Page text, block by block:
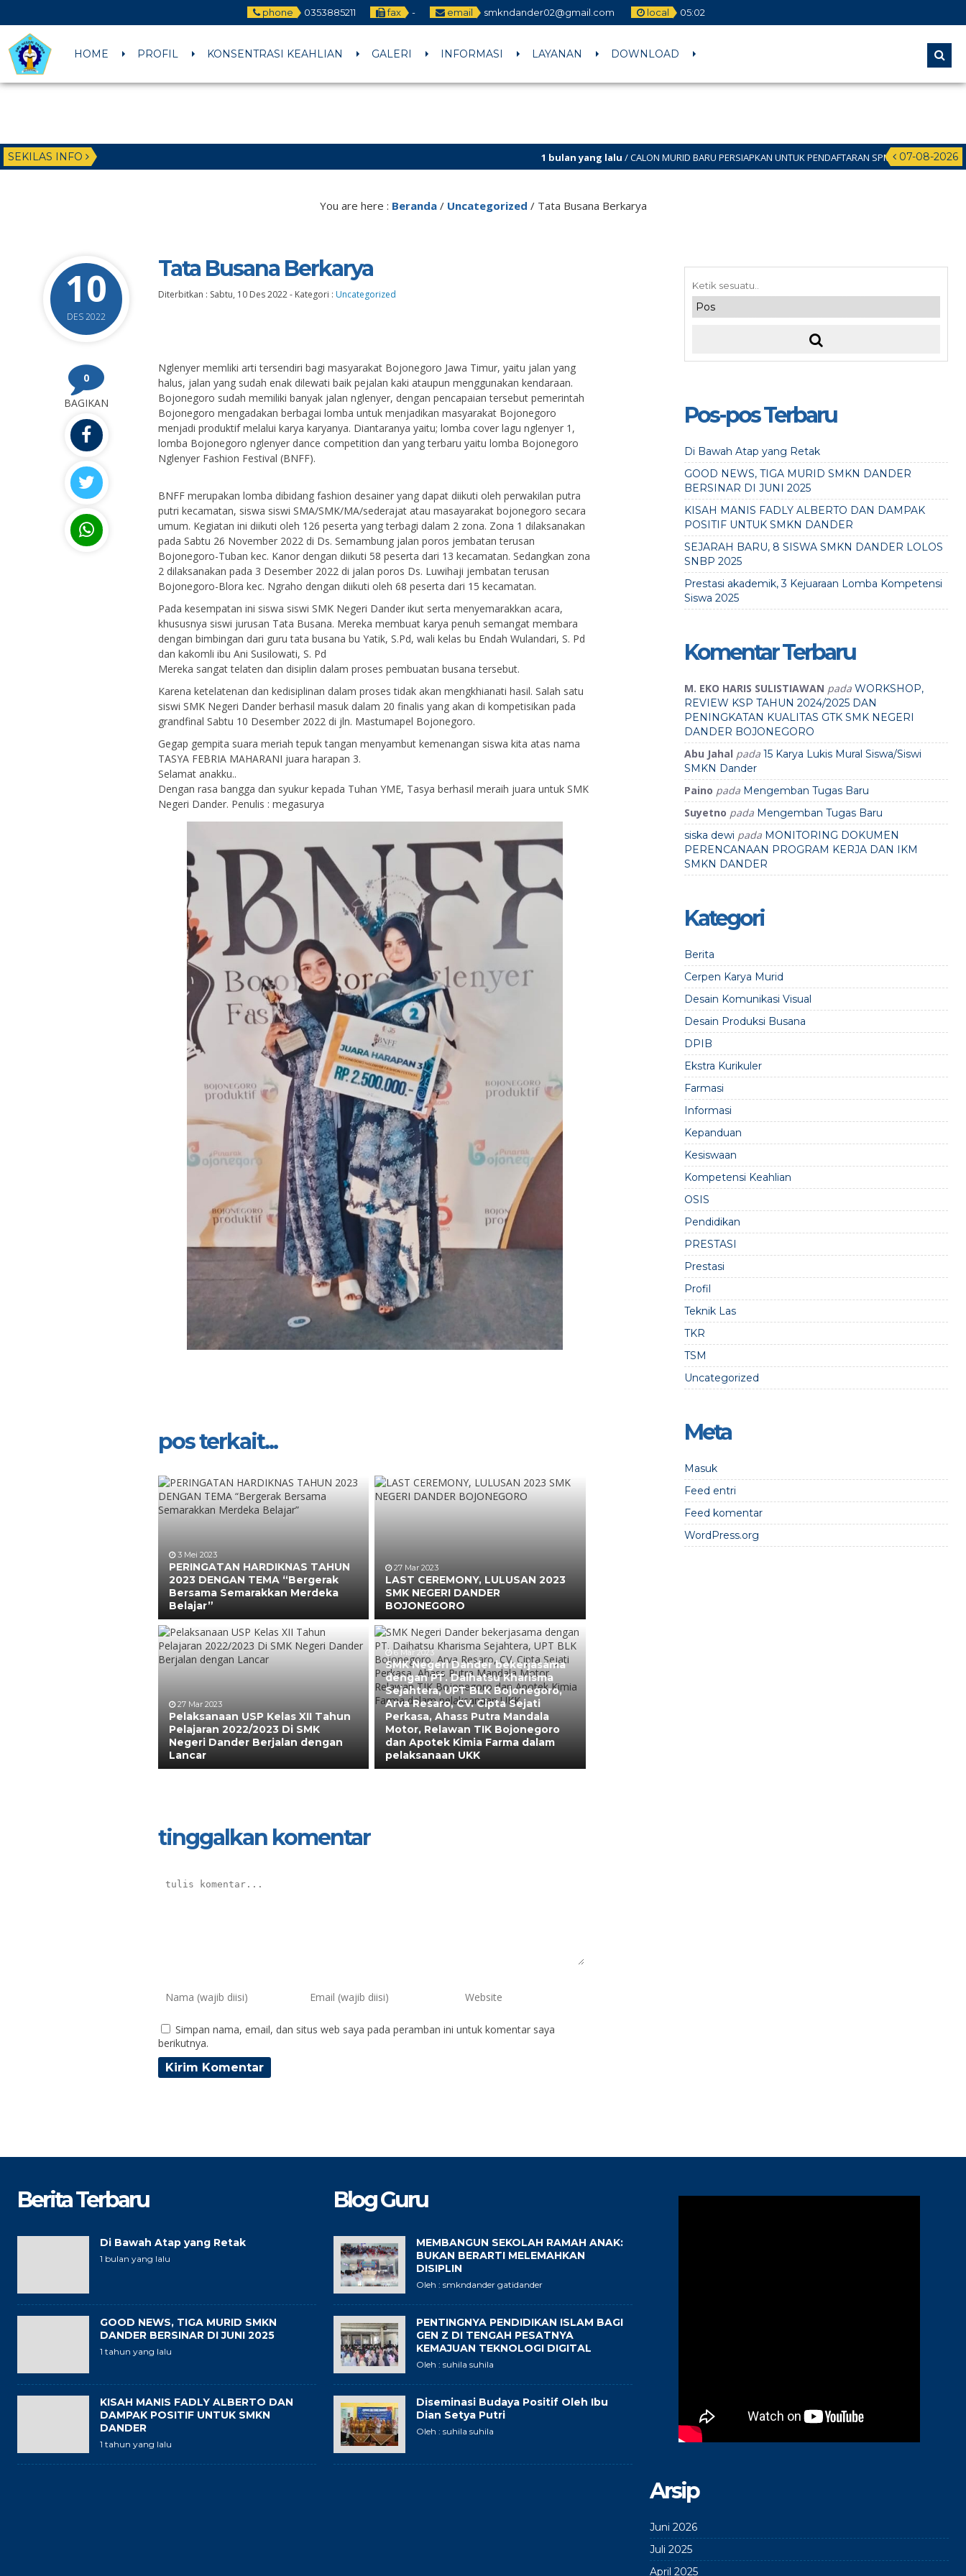
phone 0353885211 fax - email smkndander02@gmail.com local 05:02
HOME PROFIL KONSENTRASI KEAHLIAN GALERI INFORMASI LAYANAN DOWNLOAD
SEKILAS INFO 07-08-2026
1 bulan yang lalu/ CALON MURID BARU PERSIAPKAN UNTUK PENDAFTARAN SPMB JALUR DOMISILI 11 JUNI 2026
You are here : Beranda/ Uncategorized / Tata Busana Berkarya
10
DES 2022
Tata Busana Berkarya
Diterbitkan : Sabtu, 10 Des 2022- Kategori : Uncategorized
0
BAGIKAN
Nglenyer memliki arti tersendiri bagi masyarakat Bojonegoro Jawa Timur, yaitu jalan yang
halus, jalan yang sudah enak dilewati baik pejalan kaki ataupun menggunakan kendaraan.
Bojonegoro sudah memiliki banyak jalan nglenyer, dengan pencapaian tersebut pemerintah
Bojonegoro mengadakan berbagai lomba untuk menjadikan masyarakat Bojonegoro
menjadi produktif melalui karya karyanya. Diantaranya yaitu; lomba cover lagu nglenyer 1,
lomba Bojonegoro nglenyer dance competition dan yang terbaru yaitu lomba Bojonegoro
Nglenyer Fashion Festival (BNFF).
BNFF merupakan lomba dibidang fashion desainer yang dapat diikuti oleh perwakilan putra
putri kecamatan, siswa siswi SMA/SMK/MA/sederajat atau masayarakat bojonegoro secara
umum. Kegiatan ini diikuti oleh 126 peserta yang terbagi dalam 2 zona. Zona 1 dilaksanakan
pada Sabtu 26 November 2022 di Ds. Semambung jalan poros jembatan terusan
Bojonegoro-Tuban kec. Kanor dengan diikuti 58 peserta dari 13 kecamatan. Sedangkan zona
2 dilaksanakan pada 3 Desember 2022 di jalan poros Ds. Luwihaji jembatan terusan
Bojonegoro-Blora kec. Ngraho dengan diikuti oleh 68 peserta dari 15 kecamatan.
Pada kesempatan ini siswa siswi SMK Negeri Dander ikut serta menyemarakkan acara,
khususnya siswi jurusan Tata Busana. Mereka membuat karya penuh semangat membara
dengan bimbingan dari guru tata busana bu Yatik, S.Pd, wali kelas bu Endah Wulandari, S. Pd
dan kakomli ibu Ani Susilowati, S. Pd
Mereka sangat telaten dan disiplin dalam proses pembuatan busana tersebut.
Karena ketelatenan dan kedisiplinan dalam proses tidak akan mengkhianati hasil. Salah satu
siswi SMK Negeri Dander berhasil masuk dalam 20 finalis yang akan di kompetisikan pada
grandfinal Sabtu 10 Desember 2022 di jln. Mastumapel Bojonegoro.
Gegap gempita suara meriah tepuk tangan menyambut kemenangan siswa kita atas nama
TASYA FEBRIA MAHARANI juara harapan 3.
Selamat anakku..
Dengan rasa bangga dan syukur kepada Tuhan YME, Tasya berhasil meraih juara untuk SMK
Negeri Dander. Penulis : megasurya
pos terkait...
3 Mei 2023
PERINGATAN HARDIKNAS TAHUN
2023 DENGAN TEMA “Bergerak
Bersama Semarakkan Merdeka
Belajar”
27 Mar 2023
LAST CEREMONY, LULUSAN 2023
SMK NEGERI DANDER
BOJONEGORO
27 Mar 2023
Pelaksanaan USP Kelas XII Tahun
Pelajaran 2022/2023 Di SMK
Negeri Dander Berjalan dengan
Lancar
6 Mar 2023
SMK Negeri Dander bekerjasama
dengan PT. Daihatsu Kharisma
Sejahtera, UPT BLK Bojonegoro,
Arva Resaro, CV. Cipta Sejati
Perkasa, Ahass Putra Mandala
Motor, Relawan TIK Bojonegoro
dan Apotek Kimia Farma dalam
pelaksanaan UKK
tinggalkan komentar
Simpan nama, email, dan situs web saya pada peramban ini untuk komentar saya
berikutnya.
Pos-pos Terbaru
Di Bawah Atap yang Retak
GOOD NEWS, TIGA MURID SMKN DANDER
BERSINAR DI JUNI 2025
KISAH MANIS FADLY ALBERTO DAN DAMPAK
POSITIF UNTUK SMKN DANDER
SEJARAH BARU, 8 SISWA SMKN DANDER LOLOS
SNBP 2025
Prestasi akademik, 3 Kejuaraan Lomba Kompetensi
Siswa 2025
Komentar Terbaru
M. EKO HARIS SULISTIAWAN pada WORKSHOP,
REVIEW KSP TAHUN 2024/2025 DAN
PENINGKATAN KUALITAS GTK SMK NEGERI
DANDER BOJONEGORO
Abu Jahal pada 15 Karya Lukis Mural Siswa/Siswi
SMKN Dander
Paino pada Mengemban Tugas Baru
Suyetno pada Mengemban Tugas Baru
siska dewi pada MONITORING DOKUMEN
PERENCANAAN PROGRAM KERJA DAN IKM
SMKN DANDER
Kategori
Berita
Cerpen Karya Murid
Desain Komunikasi Visual
Desain Produksi Busana
DPIB
Ekstra Kurikuler
Farmasi
Informasi
Kepanduan
Kesiswaan
Kompetensi Keahlian
OSIS
Pendidikan
PRESTASI
Prestasi
Profil
Teknik Las
TKR
TSM
Uncategorized
Meta
Masuk
Feed entri
Feed komentar
WordPress.org
Berita Terbaru
Di Bawah Atap yang Retak
1 bulan yang lalu
GOOD NEWS, TIGA MURID SMKN
DANDER BERSINAR DI JUNI 2025
1 tahun yang lalu
KISAH MANIS FADLY ALBERTO DAN
DAMPAK POSITIF UNTUK SMKN
DANDER
1 tahun yang lalu
Blog Guru
MEMBANGUN SEKOLAH RAMAH ANAK:
BUKAN BERARTI MELEMAHKAN
DISIPLIN
Oleh : smkndander gatidander
PENTINGNYA PENDIDIKAN ISLAM BAGI
GEN Z DI TENGAH PESATNYA
KEMAJUAN TEKNOLOGI DIGITAL
Oleh : suhila suhila
Diseminasi Budaya Positif Oleh Ibu
Dian Setya Putri
Oleh : suhila suhila
Arsip
Juni 2026
Juli 2025
April 2025